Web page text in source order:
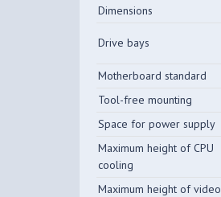
Beépíthető
magassága
Videokártya maximális
hossza
Dimensions
Drive bays
Motherboard standard
Tool-free mounting
Space for power supply
Maximum height of CPU
cooling
Maximum height of video